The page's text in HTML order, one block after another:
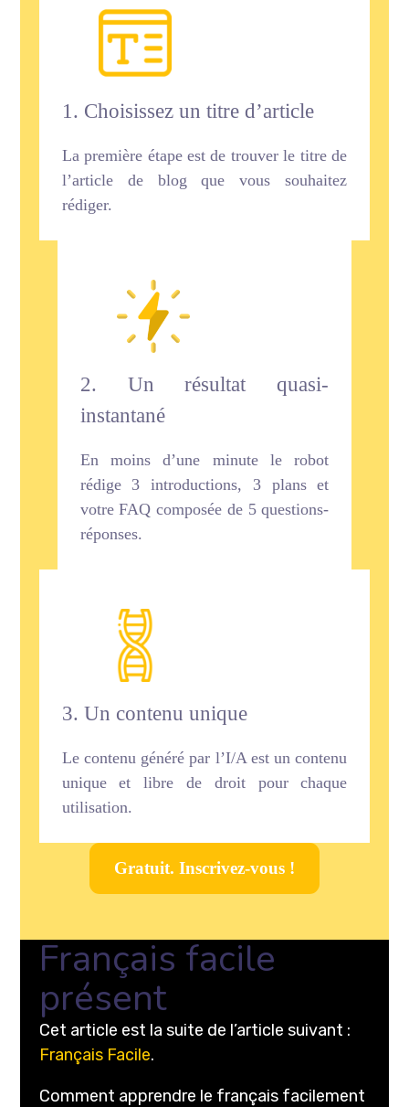
1. Choisissez un titre d’article
La première étape est de trouver le titre de
l’article de blog que vous souhaitez
rédiger.
2. Un résultat quasi-
instantané
En moins d’une minute le robot
rédige 3 introductions, 3 plans et
votre FAQ composée de 5 questions-
réponses.
3. Un contenu unique
Le contenu généré par l’I/A est un contenu
unique et libre de droit pour chaque
utilisation.
Gratuit. Inscrivez-vous !
Français facile
présent
Cet article est la suite de l’article suivant :
Français Facile.
Comment apprendre le français facilement